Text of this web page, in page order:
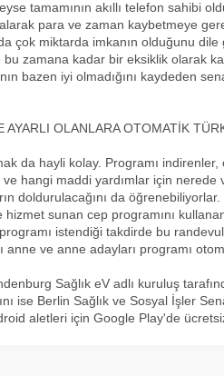
tamamının akıllı telefon sahibi
para ve zaman kaybetmeye
çok miktarda imkanın olduğunu
zamana kadar bir eksiklik olarak
bazen iyi olmadığını kaydeden
AYARLI OLANLARA OTOMATİK
da hayli kolay. Programı
hangi maddi yardımlar için nerede
doldurulacağını da
sunan cep programını
istendiği takdirde bu
anne ve anne adayları programı
Sağlık eV adlı kuruluş
ise Berlin Sağlık ve Sosyal İşler
aletleri için Google Play'de